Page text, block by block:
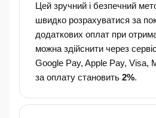
Цей зручний і безпечний
швидко розрахуватися за
додаткових оплат при
можна здійснити через
Google Pay, Apple Pay, Visa,
за оплату становить 2%.